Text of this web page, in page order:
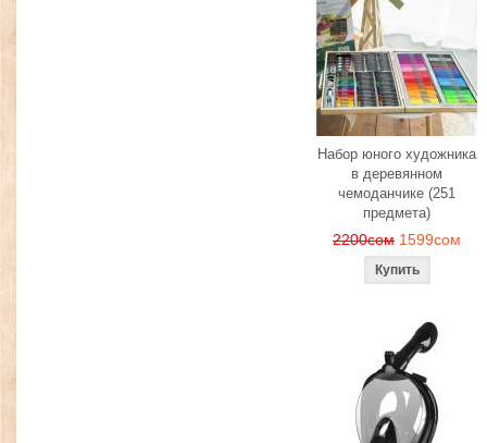
Набор юного художника
в деревянном
чемоданчике (251
предмета)
2200сом 1599сом